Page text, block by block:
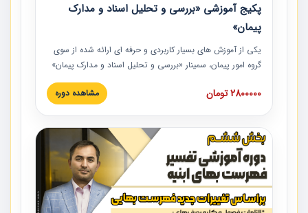
پکیج آموزشی «بررسی و تحلیل اسناد و مدارک
پیمان»
یکی از آموزش‏‏‏‏‏‏ های بسیار کاربردی و حرفه‏ ای ارائه شده از سوی
گروه امور پیمان، سمینار «بررسی و تحلیل اسناد و مدارک پیمان»
است که در دانشگاه صنعتی شریف ارائه شد. در این آموزش
نکات کلیدی مربوط به اسناد و مدارک پیمان، اولویت بندی اسناد
پیمان به همراه تجربیات عملی در این خصوص ارائه شده است.
2800000 تومان مشاهده دوره